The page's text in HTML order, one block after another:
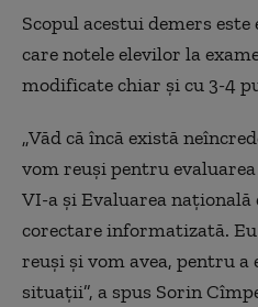
Scopul acestui demers
care notele elevilor la
modificate chiar și cu 3-4
„Văd că încă există
vom reuși pentru
VI-a și Evaluarea națională
corectare informatizată.
reuși și vom avea, pentru a
situații”, a spus Sorin